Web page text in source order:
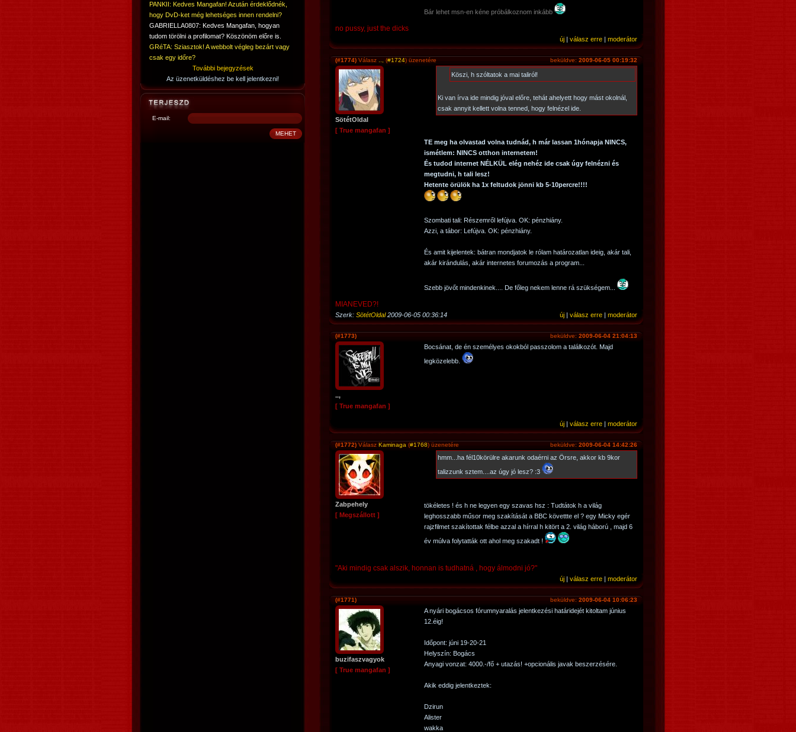
PANKII: Kedves Mangafan! Azután érdeklődnék,
hogy DvD-ket még lehetséges innen rendelni?
GABRIELLA0807: Kedves Mangafan, hogyan
tudom törölni a profilomat? Köszönöm előre is.
GRéTA: Sziasztok! A webbolt végleg bezárt vagy
csak egy időre?
További bejegyzések
Az üzenetküldéshez be kell jelentkezni!
E-mail:
Bár lehet msn-en kéne próbálkoznom inkább
no pussy, just the dicks
új | válasz erre | moderátor
beküldve: 2009-06-05 00:19:32
(#1774) Válasz (#1724) üzenetére
SötétOldal
[ True mangafan ]
Köszi, h szóltatok a mai taliról!
Ki van írva ide mindig jóval előre, tehát ahelyett hogy mást okolnál,
csak annyit kellett volna tenned, hogy felnézel ide.
TE meg ha olvastad volna tudnád, h már lassan 1hónapja NINCS,
ismétlem: NINCS otthon internetem!
És tudod internet NÉLKÜL elég nehéz ide csak úgy felnézni és
megtudni, h tali lesz!
Hetente örülök ha 1x feltudok jönni kb 5-10percre!!!!
Szombati tali: Részemről lefújva. OK: pénzhiány.
Azzi, a tábor: Lefújva. OK: pénzhiány.
És amit kijelentek: bátran mondjatok le rólam határozatlan ideig, akár tali,
akár kirándulás, akár internetes forumozás a program...
Szebb jövőt mindenkinek.... De főleg nekem lenne rá szükségem...
MIANEVED?!
új | válasz erre | moderátor
Szerk: SötétOldal2009-06-05 00:36:14
beküldve: 2009-06-04 21:04:13
(#1773)
..,
[ True mangafan ]
Bocsánat, de én személyes okokból passzolom a találkozót. Majd
legközelebb.
új | válasz erre | moderátor
beküldve: 2009-06-04 14:42:26
(#1772) Válasz Kaminaga (#1768) üzenetére
Zabpehely
[ Megszállott ]
hmm...ha fél10körülre akarunk odaérni az Örsre, akkor kb 9kor
talizzunk sztem....az úgy jó lesz? :3
tökéletes ! és h ne legyen egy szavas hsz : Tudtátok h a világ
leghosszabb műsor meg szakítását a BBC követtte el ? egy Micky egér
rajzfilmet szakítottak félbe azzal a hírral h kitört a 2. világ háború , majd 6
év múlva folytatták ott ahol meg szakadt !
"Aki mindig csak alszik, honnan is tudhatná , hogy álmodni jó?"
új | válasz erre | moderátor
beküldve: 2009-06-04 10:06:23
(#1771)
buzifaszvagyok
[ True mangafan ]
A nyári bogácsos fórumnyaralás jelentkezési határidejét kitoltam június
12.éig!
Időpont: júni 19-20-21
Helyszín: Bogács
Anyagi vonzat: 4000.-/fő + utazás! +opcionális javak beszerzésére.
Akik eddig jelentkeztek:
Dzirun
Alister
wakka